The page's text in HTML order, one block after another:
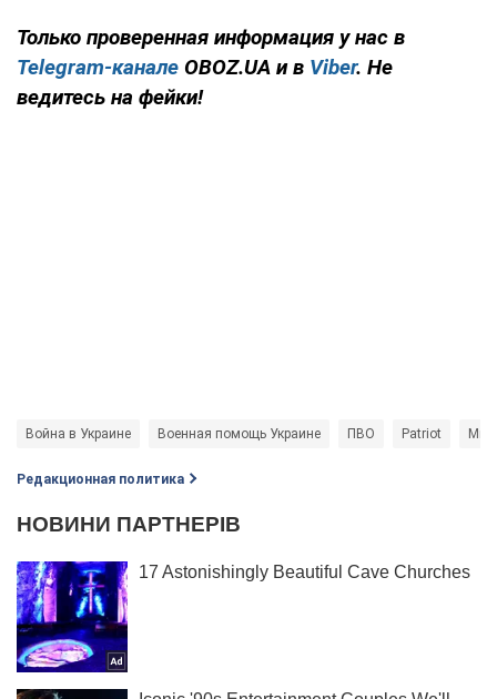
Только проверенная информация у нас в
Telegram-канале OBOZ.UA и в Viber. Не
ведитесь на фейки!
Война в Украине Военная помощь Украине ПВО Patriot
Редакционная политика